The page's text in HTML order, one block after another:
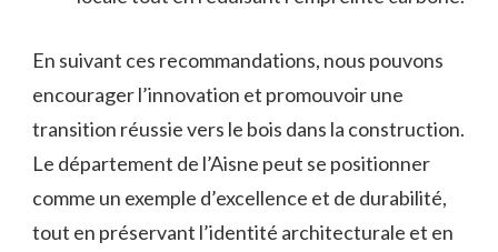
En suivant ces recommandations, nous pouvons
encourager l’innovation⁣ et promouvoir ​une
transition réussie vers ‌le bois dans​ la construction.
Le département⁢ de l’Aisne peut se positionner‌
comme un exemple d’excellence⁣ et de durabilité,
tout en préservant l’identité architecturale et en